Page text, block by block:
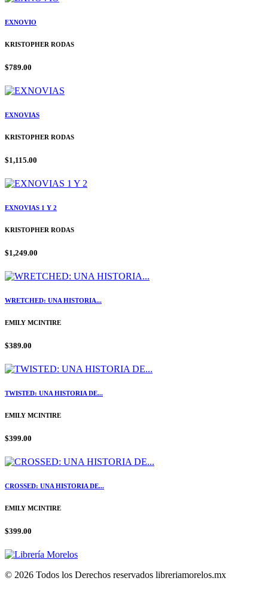
EXNOVIO
KRISTOPHER RODAS
$789.00
EXNOVIAS
KRISTOPHER RODAS
$1,115.00
EXNOVIAS 1 Y 2
KRISTOPHER RODAS
$1,249.00
WRETCHED: UNA HISTORIA...
EMILY MCINTIRE
$389.00
TWISTED: UNA HISTORIA DE...
EMILY MCINTIRE
$399.00
CROSSED: UNA HISTORIA DE...
EMILY MCINTIRE
$399.00
© 2026 Todos los Derechos reservados libreriamorelos.mx